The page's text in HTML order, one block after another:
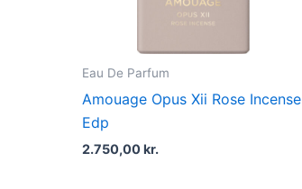
Eau De Parfum
Amouage Opus Xii Rose Incense
Edp
2.750,00kr.